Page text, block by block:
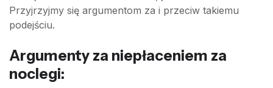
Przyjrzyjmy się argumentom za i przeciw takiemu
podejściu.
Argumenty za niepłaceniem za
noclegi: